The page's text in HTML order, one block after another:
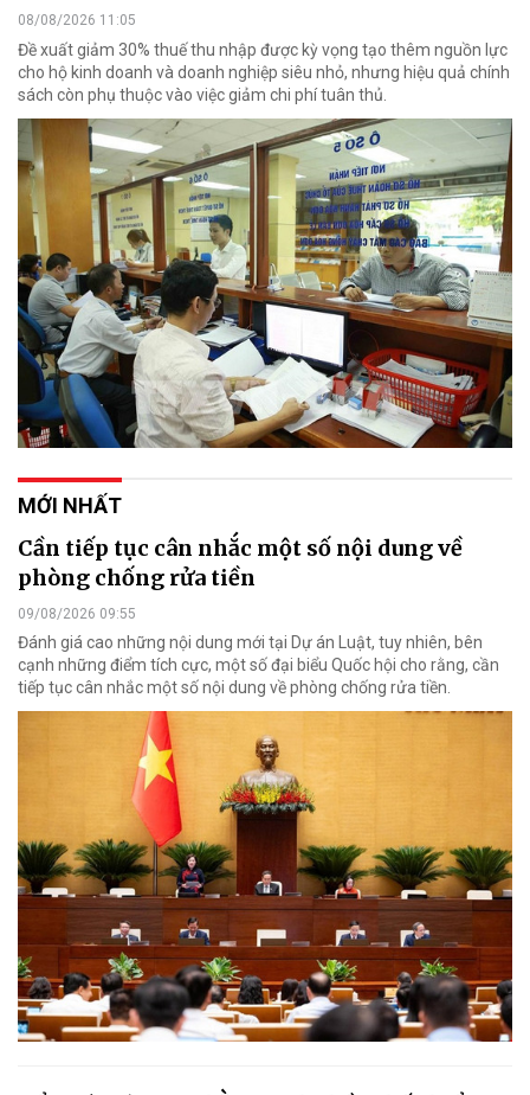
08/08/2026 11:05
Đề xuất giảm 30% thuế thu nhập được kỳ vọng tạo thêm nguồn lực
cho hộ kinh doanh và doanh nghiệp siêu nhỏ, nhưng hiệu quả chính
sách còn phụ thuộc vào việc giảm chi phí tuân thủ.
MỚI NHẤT
Cần tiếp tục cân nhắc một số nội dung về
phòng chống rửa tiền
09/08/2026 09:55
Đánh giá cao những nội dung mới tại Dự án Luật, tuy nhiên, bên
cạnh những điểm tích cực, một số đại biểu Quốc hội cho rằng, cần
tiếp tục cân nhắc một số nội dung về phòng chống rửa tiền.